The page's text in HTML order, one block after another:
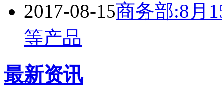
2017-08-15商务部:8月
等产品
最新资讯